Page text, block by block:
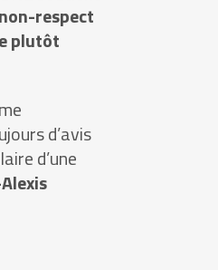
respect
plutôt
d’avis
d’une